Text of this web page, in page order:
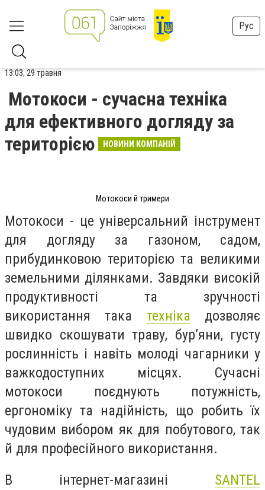
Рус
13:03, 29 травня
Мотокоси - сучасна техніка
для ефективного догляду за
територією
НОВИНИ КОМПАНІЙ
Мотокоси й тримери
Мотокоси - це універсальний інструмент
для догляду за газоном, садом,
прибудинковою територією та великими
земельними ділянками. Завдяки високій
продуктивності та зручності
використання така техніка дозволяє
швидко скошувати траву, бур’яни, густу
рослинність і навіть молоді чагарники у
важкодоступних місцях. Сучасні
мотокоси поєднують потужність,
ергономіку та надійність, що робить їх
чудовим вибором як для побутового, так
й для професійного використання.
В інтернет-магазині SANTEL